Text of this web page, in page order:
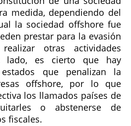
medida, dependiendo del
la sociedad offshore fue
prestar para la evasión
otras actividades
lado, es cierto que hay
que penalizan la
offshore, por lo que
los llamados países de
o abstenerse de
fiscales.